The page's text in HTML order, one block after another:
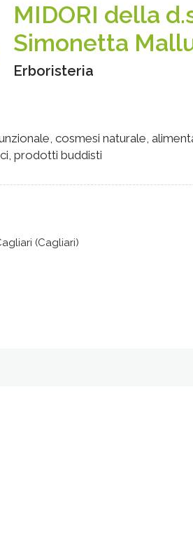
MIDORI della
Simonetta
Erboristeria
cosmesi naturale,
prodotti buddisti
(Cagliari)